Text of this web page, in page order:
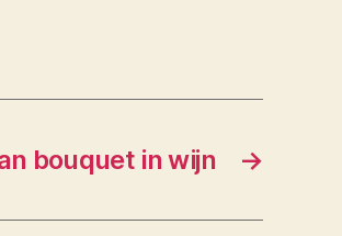
→
bouquet in wijn